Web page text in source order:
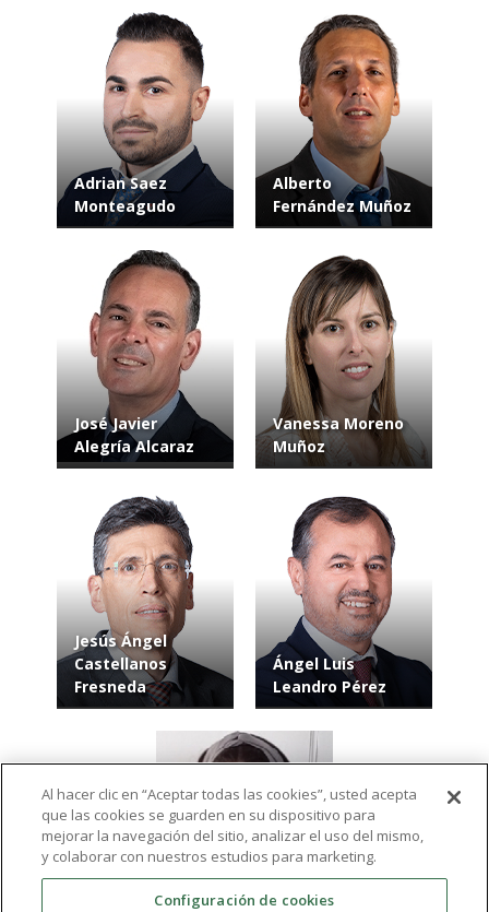
Adrian Saez
Monteagudo
Alberto
Fernández Muñoz
José Javier
Alegría Alcaraz
Vanessa Moreno
Muñoz
Jesús Ángel
Castellanos
Fresneda
Ángel Luis
Leandro Pérez
Rocío Máiquez
Al hacer clic en “Aceptar todas las cookies”, usted acepta
que las cookies se guarden en su dispositivo para
mejorar la navegación del sitio, analizar el uso del mismo,
y colaborar con nuestros estudios para marketing.
Configuración de cookies